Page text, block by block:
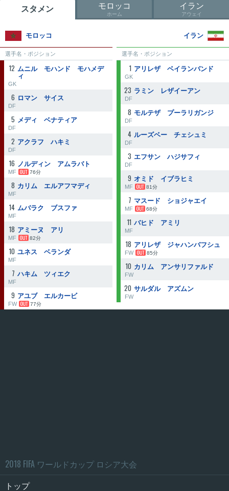
スタメン モロッコ
ホーム
イラン
アウェイ
モロッコ イラン
選手名・ポジション
12 ムニル モハンド モハメデ
ィ
GK
6 ロマン サイス
DF
5 メディ ベナティア
DF
2 アクラフ ハキミ
DF
16 ノルディン アムラバト
MF 76分
8 カリム エルアフマディ
MF
14 ムバラク ブスファ
MF
18 アミーヌ アリ
MF 82分
10 ユネス ベランダ
MF
7 ハキム ツィエク
MF
9 アユブ エルカービ
FW 77分
選手名・ポジション
1 アリレザ ベイランバンド
GK
23 ラミン レザイーアン
DF
8 モルテザ プーラリガンジ
DF
4 ルーズベー チェシュミ
DF
3 エフサン ハジサフィ
DF
9 オミド イブラヒミ
MF 81分
7 マスード ショジャエイ
MF 68分
11 バヒド アミリ
MF
18 アリレザ ジャハンバフシュ
FW 85分
10 カリム アンサリファルド
FW
20 サルダル アズムン
FW
2018 FIFA ワールドカップ ロシア大会
トップ